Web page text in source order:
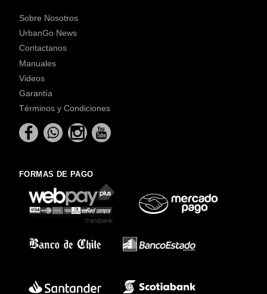
Sobre Nosotros
UrbanGo News
Contactanos
Manuales
Videos
Garantía
Términos y Condiciones
FORMAS DE PAGO